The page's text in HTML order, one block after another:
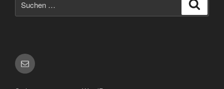
nach:
E-
Mail